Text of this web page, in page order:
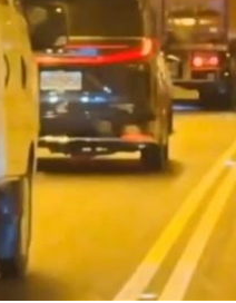
刮刮樂千萬頭獎超「爸
台中「頂奢大道」逐漸
宇宙」職涯論壇9/12登
雄 Formosa 7s掀足球
絲跨海追星吃美食！